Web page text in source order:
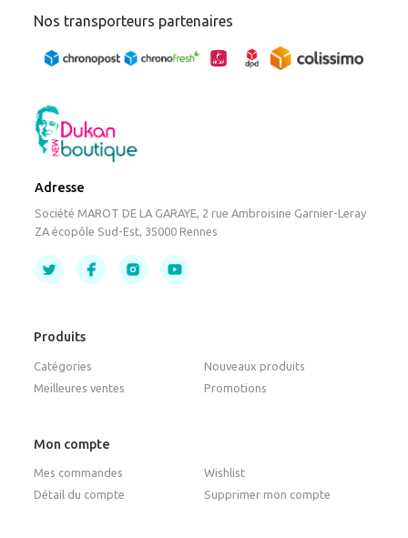
Nos transporteurs partenaires
Adresse
Société MAROT DE LA GARAYE, 2 rue Ambroisine Garnier-Leray
ZA écopôle Sud-Est, 35000 Rennes
Produits
Catégories
Nouveaux produits
Meilleures ventes
Promotions
Mon compte
Mes commandes
Wishlist
Détail du compte
Supprimer mon compte